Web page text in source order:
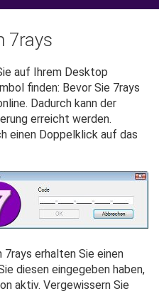
7rays
auf Ihrem Desktop
finden: Bevor Sie 7rays
Dadurch kann der
erreicht werden.
einen Doppelklick auf das
erhalten Sie einen
diesen eingegeben haben,
aktiv. Vergewissern Sie